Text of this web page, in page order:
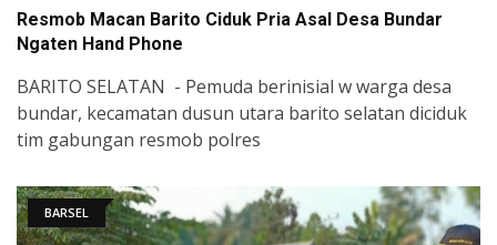
Resmob Macan Barito Ciduk Pria Asal Desa Bundar
Ngaten Hand Phone
BARITO SELATAN - Pemuda berinisial w warga desa
bundar, kecamatan dusun utara barito selatan diciduk
tim gabungan resmob polres
BARSEL